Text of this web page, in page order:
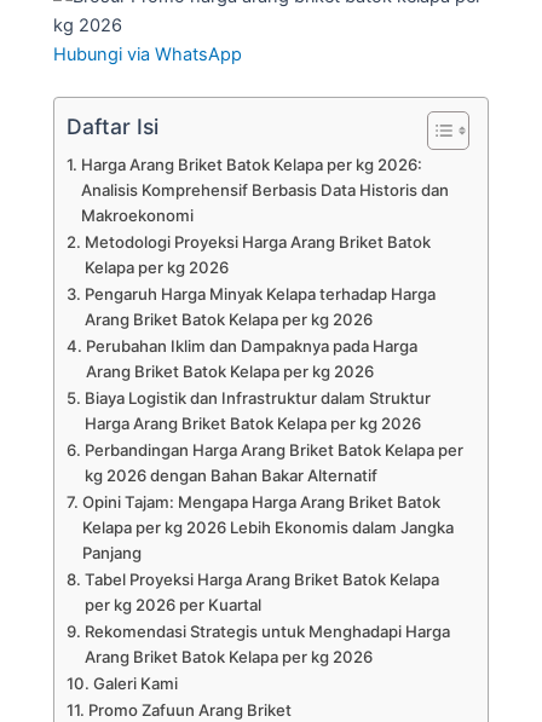
Hubungi via WhatsApp
Daftar Isi
Harga Arang Briket Batok Kelapa per kg 2026:
Analisis Komprehensif Berbasis Data Historis dan
Makroekonomi
Metodologi Proyeksi Harga Arang Briket Batok
Kelapa per kg 2026
Pengaruh Harga Minyak Kelapa terhadap Harga
Arang Briket Batok Kelapa per kg 2026
Perubahan Iklim dan Dampaknya pada Harga
Arang Briket Batok Kelapa per kg 2026
Biaya Logistik dan Infrastruktur dalam Struktur
Harga Arang Briket Batok Kelapa per kg 2026
Perbandingan Harga Arang Briket Batok Kelapa per
kg 2026 dengan Bahan Bakar Alternatif
Opini Tajam: Mengapa Harga Arang Briket Batok
Kelapa per kg 2026 Lebih Ekonomis dalam Jangka
Panjang
Tabel Proyeksi Harga Arang Briket Batok Kelapa
per kg 2026 per Kuartal
Rekomendasi Strategis untuk Menghadapi Harga
Arang Briket Batok Kelapa per kg 2026
Galeri Kami
Promo Zafuun Arang Briket